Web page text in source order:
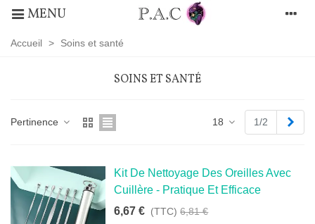
MENU
Accueil > Soins et santé
SOINS ET SANTÉ
Pertinence 18 1/2
Kit De Nettoyage Des Oreilles Avec
Cuillère - Pratique Et Efficace
6,67 € (TTC) 6,81 €